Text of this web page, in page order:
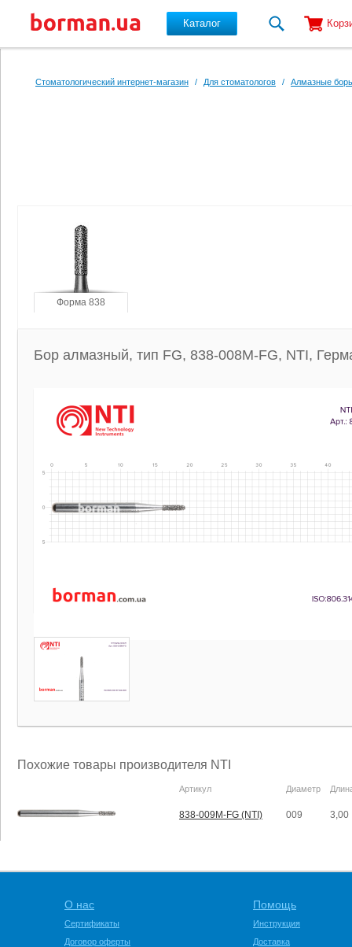
Каталог
Стоматологический интернет-магазин / Для стоматологов / Алмазные
Форма 838
Бор алмазный, тип FG, 838-008M-FG, NTI,
Похожие товары производителя NTI
Артикул Диаметр
838-009M-FG (NTI) 009 3,00
О нас
Сертификаты
Договор оферты
Помощь
Инструкция
Доставка